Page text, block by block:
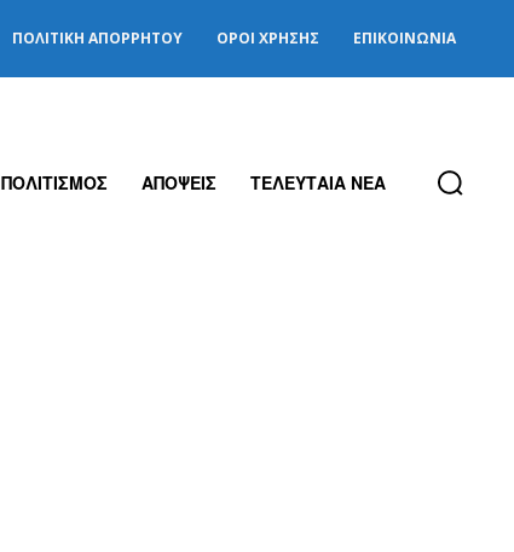
ΠΟΛΙΤΙΚΉ ΑΠΟΡΡΉΤΟΥ ΌΡΟΙ ΧΡΉΣΗΣ ΕΠΙΚΟΙΝΩΝΊΑ
ΠΟΛΙΤΙΣΜΟΣ ΑΠΟΨΕΙΣ ΤΕΛΕΥΤΑΙΑ ΝΕΑ